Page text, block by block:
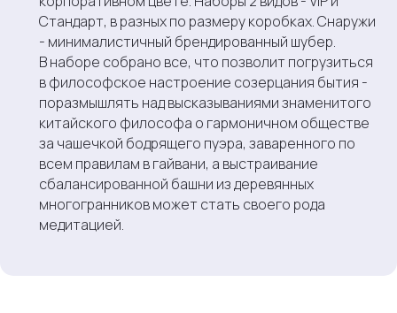
Стандарт, в разных по размеру коробках. Снаружи
- минималистичный брендированный шубер.
В наборе собрано все, что позволит погрузиться
в философское настроение созерцания бытия -
поразмышлять над высказываниями знаменитого
китайского философа о гармоничном обществе
за чашечкой бодрящего пуэра, заваренного по
всем правилам в гайвани, а выстраивание
сбалансированной башни из деревянных
многогранников может стать своего рода
медитацией.